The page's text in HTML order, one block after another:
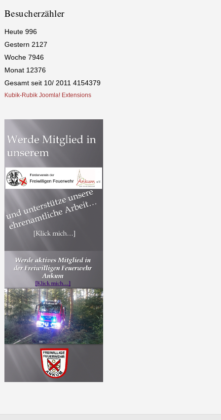
Besucherzähler
Heute 996
Gestern 2127
Woche 7946
Monat 12376
Gesamt seit 10/ 2011 4154379
Kubik-Rubik Joomla! Extensions